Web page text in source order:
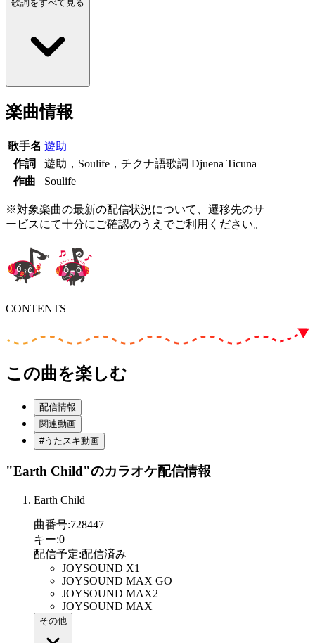
歌詞をすべて見る
楽曲情報
歌手名 遊助
作詞
遊助，Soulife，チクナ語歌詞 Djuena Ticuna
作曲
Soulife
※対象楽曲の最新の配信状況について、遷移先のサ
ービスにて十分にご確認のうえでご利用ください。
CONTENTS
この曲を楽しむ
配信情報
関連動画
#うたスキ動画
"Earth Child"のカラオケ配信情報
Earth Child
曲番号:728447
キー:0
配信予定:配信済み
JOYSOUND X1
JOYSOUND MAX GO
JOYSOUND MAX2
JOYSOUND MAX
その他